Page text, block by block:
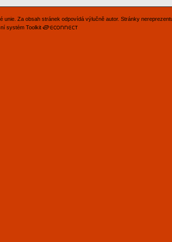
unie. Za obsah stránek odpovídá výlučně autor. Stránky
systém Toolkit